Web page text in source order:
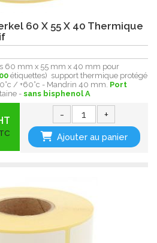
60 X 55 X 40 Thermique
60 mm x 55 mm x 40 mm pour
étiquettes) support thermique protégé
/ +60°c - Mandrin 40 mm. Port
- sans bisphenol A
- +
Ajouter au panier